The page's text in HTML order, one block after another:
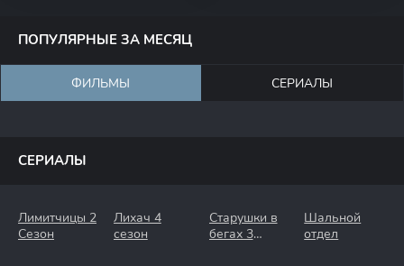
ПОПУЛЯРНЫЕ ЗА МЕСЯЦ
ФИЛЬМЫ СЕРИАЛЫ
СЕРИАЛЫ
Лимитчицы 2
Сезон
Лихач 4
сезон
Старушки в
бегах 3
Шальной
отдел